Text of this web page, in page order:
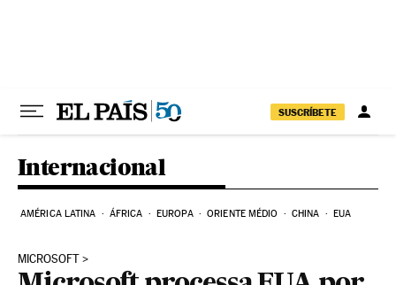
SUSCRÍBETE
Internacional
AMÉRICA LATINA ÁFRICA EUROPA ORIENTE MÉDIO CHINA EUA
MICROSOFT